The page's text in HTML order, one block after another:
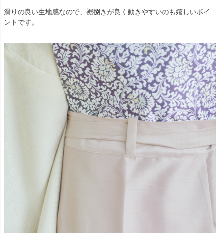
滑りの良い生地感なので、裾捌きが良く動きやすいのも嬉しいポイ
ントです。